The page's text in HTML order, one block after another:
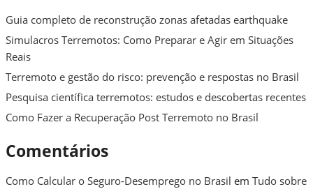
Guia completo de reconstrução zonas afetadas earthquake
Simulacros Terremotos: Como Preparar e Agir em Situações
Reais
Terremoto e gestão do risco: prevenção e respostas no Brasil
Pesquisa científica terremotos: estudos e descobertas recentes
Como Fazer a Recuperação Post Terremoto no Brasil
Comentários
Como Calcular o Seguro-Desemprego no Brasil em Tudo sobre